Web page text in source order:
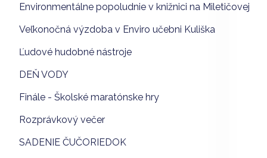
Environmentálne popoludnie v knižnici na Miletičovej
Veľkonočná výzdoba v Enviro učebni Kuliška
Ľudové hudobné nástroje
DEŇ VODY
Finále - Školské maratónske hry
Rozprávkový večer
SADENIE ČUČORIEDOK